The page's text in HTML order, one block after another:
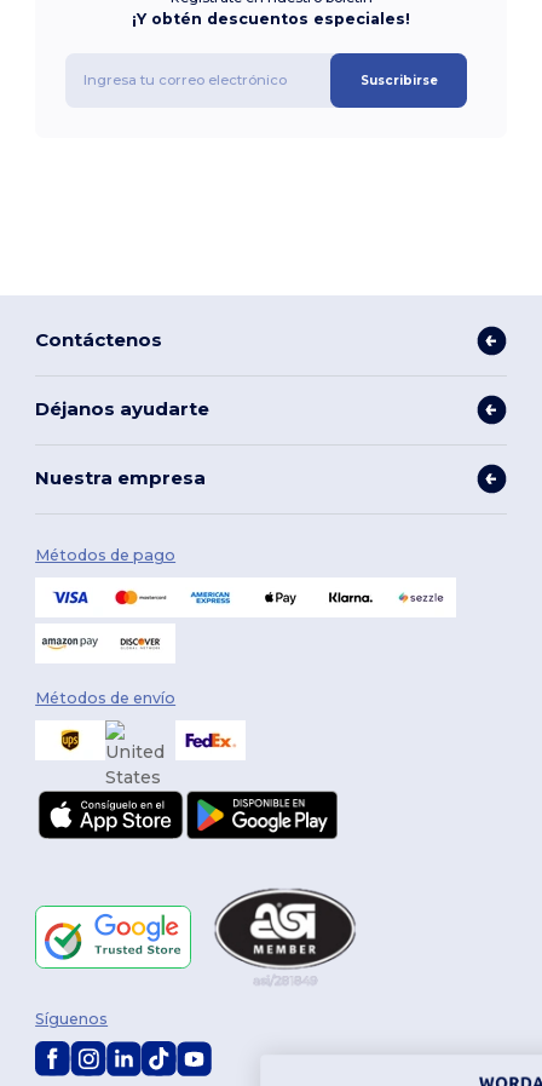
¡Y obtén descuentos especiales!
Suscribirse
Contáctenos
Déjanos ayudarte
Nuestra empresa
Métodos de pago
Métodos de envío
Síguenos